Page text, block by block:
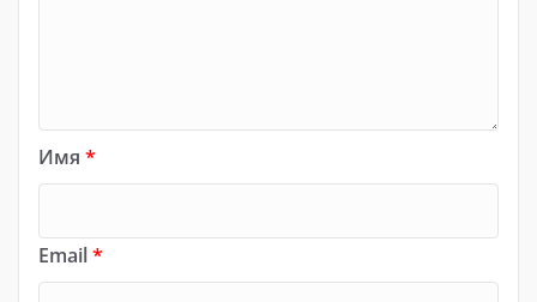
Имя *
Email*